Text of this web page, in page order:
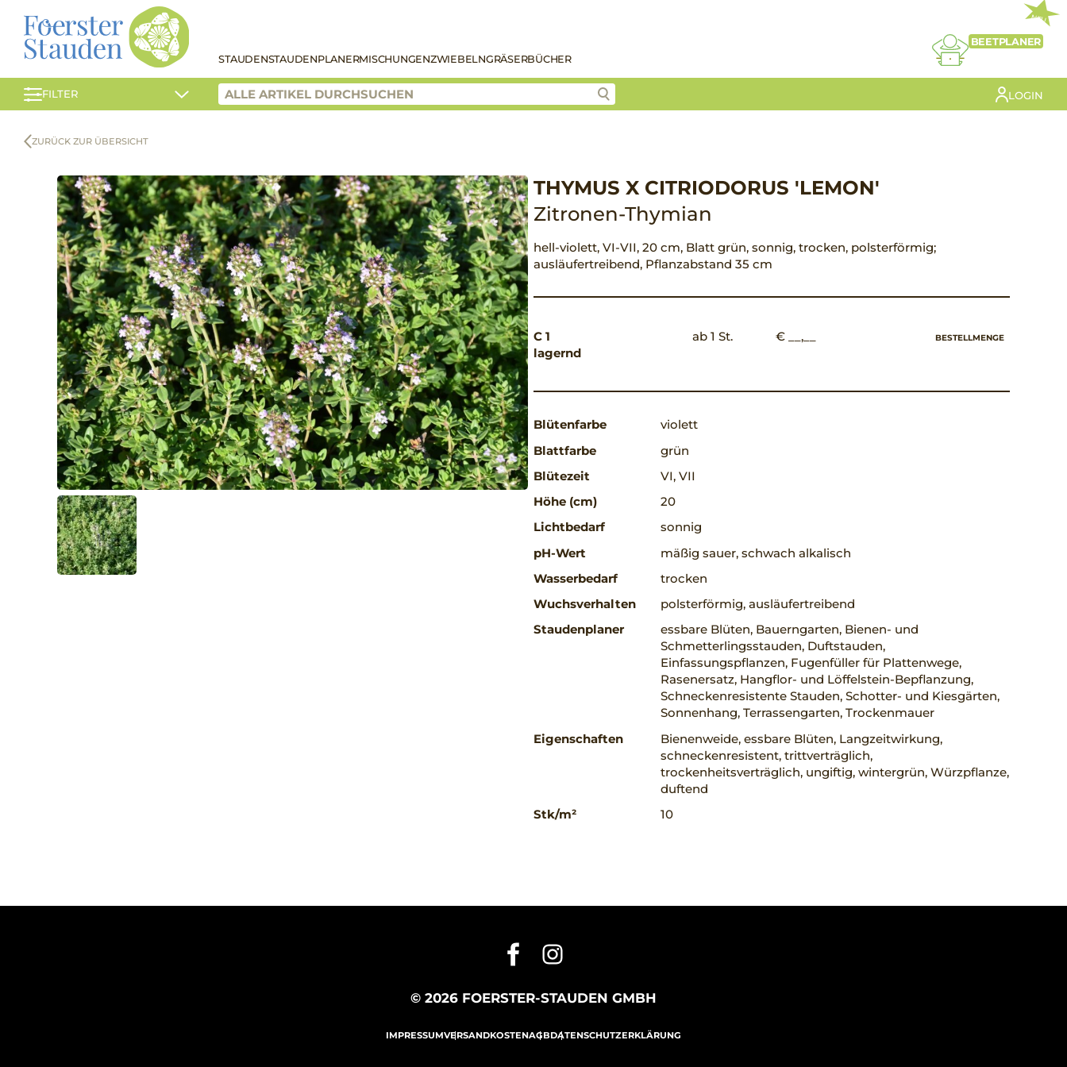
STAUDENSTAUDENPLANERMISCHUNGENZWIEBELNGRÄSERBÜCHER
NEU
BEETPLANER
FILTER LOGIN
ZURÜCK ZUR ÜBERSICHT
THYMUS X CITRIODORUS 'LEMON'
Zitronen-Thymian
hell-violett, VI-VII, 20 cm, Blatt grün, sonnig, trocken, polsterförmig;
ausläufertreibend, Pflanzabstand 35 cm
C 1
lagernd
ab 1 St. € __,__ BESTELLMENGE
Blütenfarbe
violett
Blattfarbe
grün
Blütezeit
VI, VII
Höhe (cm)
20
Lichtbedarf
sonnig
pH-Wert
mäßig sauer, schwach alkalisch
Wasserbedarf
trocken
Wuchsverhalten
polsterförmig, ausläufertreibend
Staudenplaner
essbare Blüten, Bauerngarten, Bienen- und
Schmetterlingsstauden, Duftstauden,
Einfassungspflanzen, Fugenfüller für Plattenwege,
Rasenersatz, Hangflor- und Löffelstein-Bepflanzung,
Schneckenresistente Stauden, Schotter- und Kiesgärten,
Sonnenhang, Terrassengarten, Trockenmauer
Eigenschaften
Bienenweide, essbare Blüten, Langzeitwirkung,
schneckenresistent, trittverträglich,
trockenheitsverträglich, ungiftig, wintergrün, Würzpflanze,
duftend
Stk/m²
10
© 2026 FOERSTER-STAUDEN GMBH
IMPRESSUMVERSANDKOSTENAGBDATENSCHUTZERKLÄRUNG